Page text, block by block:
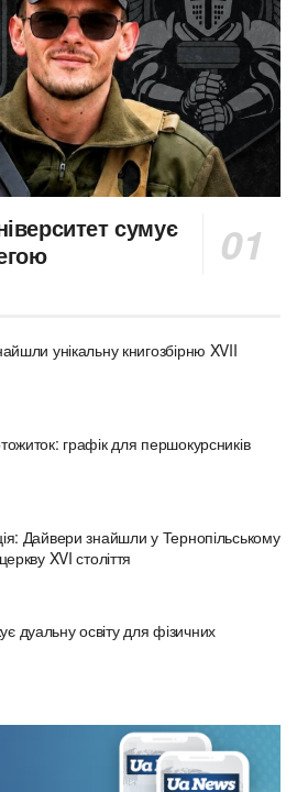
сумує
унікальну книгозбірню XVII
графік для першокурсників
Дайвери знайшли у Тернопільському
XVI століття
дуальну освіту для фізичних